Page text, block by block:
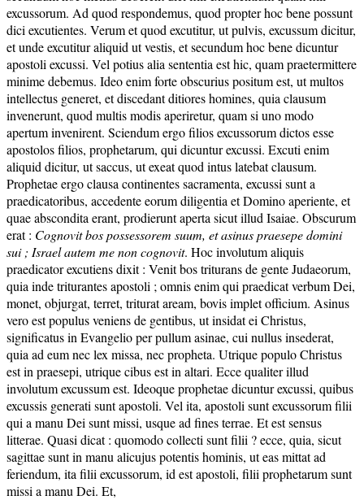
excussorum. Ad quod respondemus, quod propter hoc bene possunt
dici excutientes. Verum et quod excutitur, ut pulvis, excussum dicitur,
et unde excutitur aliquid ut vestis, et secundum hoc bene dicuntur
apostoli excussi. Vel potius alia sententia est hic, quam praetermittere
minime debemus. Ideo enim forte obscurius positum est, ut multos
intellectus generet, et discedant ditiores homines, quia clausum
invenerunt, quod multis modis aperiretur, quam si uno modo
apertum invenirent. Sciendum ergo filios excussorum dictos esse
apostolos filios, prophetarum, qui dicuntur excussi. Excuti enim
aliquid dicitur, ut saccus, ut exeat quod intus latebat clausum.
Prophetae ergo clausa continentes sacramenta, excussi sunt a
praedicatoribus, accedente eorum diligentia et Domino aperiente, et
quae abscondita erant, prodierunt aperta sicut illud Isaiae. Obscurum
erat : Cognovit bos possessorem suum, et asinus praesepe domini
sui ; Israel autem me non cognovit. Hoc involutum aliquis
praedicator excutiens dixit : Venit bos triturans de gente Judaeorum,
quia inde triturantes apostoli ; omnis enim qui praedicat verbum Dei,
monet, objurgat, terret, triturat aream, bovis implet officium. Asinus
vero est populus veniens de gentibus, ut insidat ei Christus,
significatus in Evangelio per pullum asinae, cui nullus insederat,
quia ad eum nec lex missa, nec propheta. Utrique populo Christus
est in praesepi, utrique cibus est in altari. Ecce qualiter illud
involutum excussum est. Ideoque prophetae dicuntur excussi, quibus
excussis generati sunt apostoli. Vel ita, apostoli sunt excussorum filii
qui a manu Dei sunt missi, usque ad fines terrae. Et est sensus
litterae. Quasi dicat : quomodo collecti sunt filii ? ecce, quia, sicut
sagittae sunt in manu alicujus potentis hominis, ut eas mittat ad
feriendum, ita filii excussorum, id est apostoli, filii prophetarum sunt
missi a manu Dei. Et,